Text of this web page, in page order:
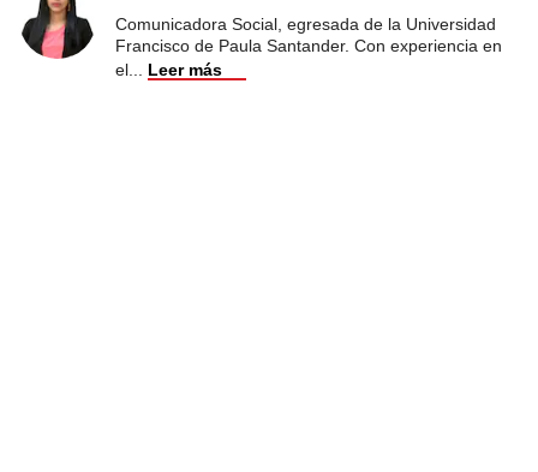
Comunicadora Social, egresada de la Universidad
Francisco de Paula Santander. Con experiencia en
el
Leer más